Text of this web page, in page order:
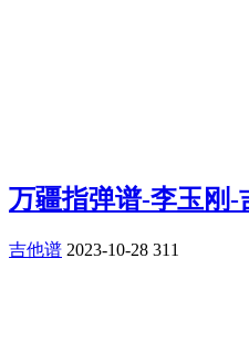
万疆指弹谱-李玉刚-
吉他谱 2023-10-28 311